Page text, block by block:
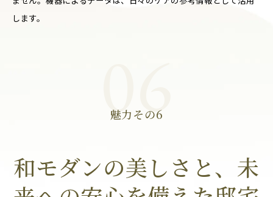
します。
06
魅力その6
和モダンの美しさと、未